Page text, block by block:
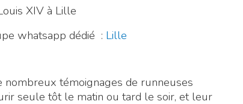
XIV à Lille
whatsapp dédié : Lille
nombreux témoignages de runneuses
seule tôt le matin ou tard le soir, et leur